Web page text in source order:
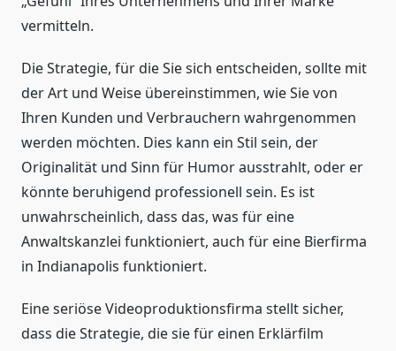
vermitteln.
Die Strategie, für die Sie sich entscheiden, sollte mit
der Art und Weise übereinstimmen, wie Sie von
Ihren Kunden und Verbrauchern wahrgenommen
werden möchten. Dies kann ein Stil sein, der
Originalität und Sinn für Humor ausstrahlt, oder er
könnte beruhigend professionell sein. Es ist
unwahrscheinlich, dass das, was für eine
Anwaltskanzlei funktioniert, auch für eine Bierfirma
in Indianapolis funktioniert.
Eine seriöse Videoproduktionsfirma stellt sicher,
dass die Strategie, die sie für einen Erklärfilm